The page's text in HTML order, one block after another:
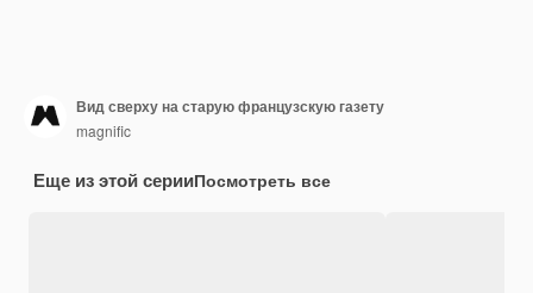
Вид сверху на старую французскую газету
magnific
Еще из этой серииПосмотреть все